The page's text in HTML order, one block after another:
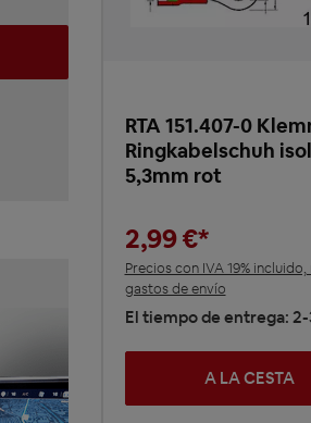
RTA 151.407-0
Ringkabelschuh
5,3mm rot
2,99 €*
Precios con IVA 19% incluido,
gastos de envío
El tiempo de entrega: 2-
A LA CESTA